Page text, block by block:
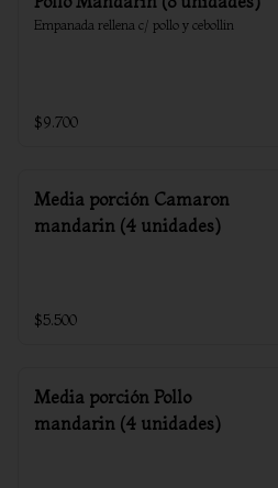
Empanada rellena c/ pollo y cebollin
$9.700
Media porción Camaron
mandarin (4 unidades)
$5.500
Media porción Pollo
mandarin (4 unidades)